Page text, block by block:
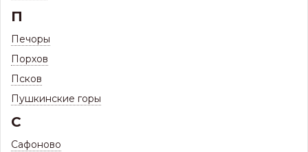
П
Печоры
Порхов
Псков
Пушкинские горы
С
Сафоново